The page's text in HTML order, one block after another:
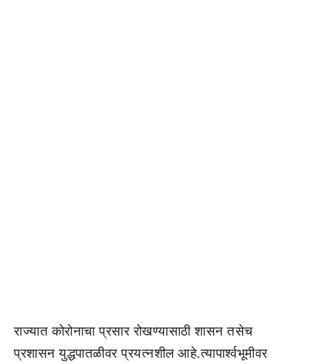
राज्यात कोरोनाचा प्रसार रोखण्यासाठी शासन तसेच
प्रशासन युद्धपातळीवर प्रयत्नशील आहे.त्यापार्श्वभूमीवर